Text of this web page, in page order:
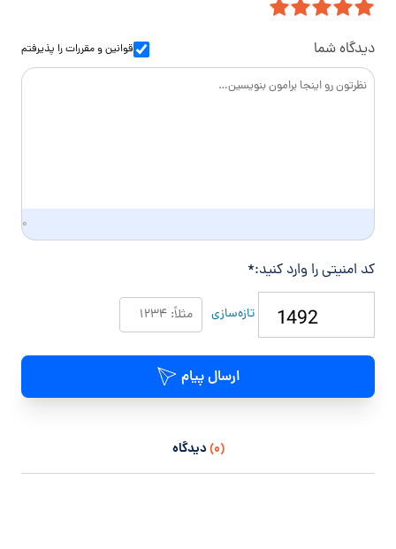
ا
د
گ
ال
دیدگاه شما قوانین و مقرراترا پذیرفتم
۰
کد امنیتی را وارد کنید:*
تازه‌سازی
ارسال پیام
(۰) دیدگاه